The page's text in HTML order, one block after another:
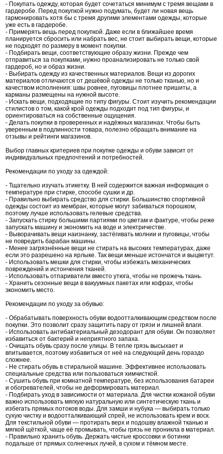
- Покупать одежду, которая будет сочетаться минимум с тремя вещами в
гардеробе. Перед покупкой нужно подумать, будет ли новая вещь
гармонировать хотя бы с тремя другими элементами одежды, которые
уже есть в гардеробе.
- Примерять вещь перед покупкой. Даже если в ближайшее время
планируется сбросить или набрать вес, не стоит выбирать вещи, которые
не подходят по размеру в момент покупки.
- Подбирать вещи, соответствующие образу жизни. Прежде чем
отправиться за покупками, нужно проанализировать не только свой
гардероб, но и образ жизни.
- Выбирать одежду из качественных материалов. Вещи из дорогих
материалов отличаются от дешёвой одежды не только тканью, но и
качеством исполнения: швы ровнее, пуговицы плотнее пришиты, а
карманы размещены на нужной высоте.
- Искать вещи, подходящие по типу фигуры. Стоит изучить рекомендации
стилистов о том, какой крой одежды подходит под тип фигуры, и
ориентироваться на собственные ощущения.
- Делать покупки в проверенных и надёжных магазинах. Чтобы быть
уверенным в подлинности товара, полезно обращать внимание на
отзывы и рейтинги магазинов.
Выбор главных критериев при покупке одежды и обуви зависит от
индивидуальных предпочтений и потребностей.
Рекомендации по уходу за одеждой:
- Тщательно изучать этикетку. В ней содержится важная информация о
температуре при стирке, способе сушки и др.
- Правильно выбирать средство для стирки. Большинство спортивной
одежды состоит из мембран, которые могут забиваться порошком,
поэтому лучше использовать гелевые средства.
- Запускать стирку большими партиями по цветам и фактуре, чтобы реже
запускать машину и экономить на воде и электричестве.
- Выворачивать вещи наизнанку, застёгивать молнии и пуговицы, чтобы
не повредить барабан машины.
- Менее загрязнённые вещи не стирать на высоких температурах, даже
если это разрешено на ярлыке. Так вещи меньше истончатся и выцветут.
- Использовать мешки для стирки, чтобы избежать механических
повреждений и истончения тканей.
- Использовать отпариватели вместо утюга, чтобы не прожечь ткань.
- Хранить сезонные вещи в вакуумных пакетах или кофрах, чтобы
экономить место.
Рекомендации по уходу за обувью:
- Обрабатывать поверхность обуви водоотталкивающим средством после
покупки. Это позволит сразу защитить пару от грязи и лишней влаги.
- Использовать антибактериальный дезодорант для обуви. Он позволяет
избавиться от бактерий и неприятного запаха.
- Очищать обувь сразу после улицы. В тепле грязь высыхает и
впитывается, поэтому избавиться от неё на следующий день гораздо
сложнее.
- Не стирать обувь в стиральной машине. Эффективнее использовать
специальные средства или пользоваться химчисткой.
- Сушить обувь при комнатной температуре, без использования батареи
и обогревателей, чтобы не деформировать материал.
- Подбирать уход в зависимости от материала. Для чистки кожаной обуви
важно использовать мягкую натуральную или синтетическую ткань и
избегать прямых потоков воды. Для замши и нубука — выбирать только
сухую чистку и водоотталкивающий спрей, не использовать крем и воск.
Для текстильной обуви — протирать верх и подошву влажной тканью и
мягкой щёткой, чаще её промывать, чтобы грязь не проникла в материал.
- Правильно хранить обувь. Держать чистые кроссовки и ботинки
подальше от прямых солнечных лучей, в сухом и тёмном месте.